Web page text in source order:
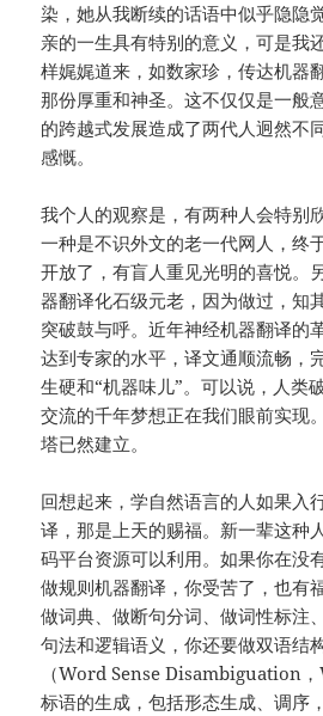
染，她从我断续的话语中似乎隐隐
亲的一生具有特别的意义，可是我
样娓娓道来，如数家珍，传达机器
那份厚重和神圣。这不仅仅是一般
的跨越式发展造成了两代人迥然不
感慨。
我个人的观察是，有两种人会特别
一种是不识外文的老一代网人，终
开放了，有盲人重见光明的喜悦。
器翻译化石级元老，因为做过，知
突破鼓与呼。近年神经机器翻译的
达到专家的水平，译文通顺流畅，
生硬和“机器味儿”。可以说，人类
交流的千年梦想正在我们眼前实现
塔已然建立。
回想起来，学自然语言的人如果入
译，那是上天的赐福。新一辈这种
码平台资源可以利用。如果你在没
做规则机器翻译，你受苦了，也有
做词典、做断句分词、做词性标注
句法和逻辑语义，你还要做双语结
（Word Sense Disambiguation
标语的生成，包括形态生成、调序